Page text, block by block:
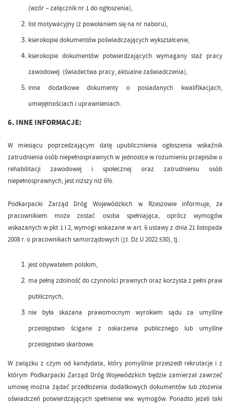
(wzór – załącznik nr 1 do ogłoszenia),
list motywacyjny (z powołaniem się na nr naboru),
kserokopie dokumentów poświadczających wykształcenie,
kserokopie dokumentów potwierdzających wymagany staż pracy
zawodowej (świadectwa pracy, aktualne zaświadczenia),
inne dodatkowe dokumenty o posiadanych kwalifikacjach,
umiejętnościach i uprawnieniach.
6. INNE INFORMACJE:
W miesiącu poprzedzającym datę upublicznienia ogłoszenia wskaźnik
zatrudnienia osób niepełnosprawnych w jednostce w rozumieniu przepisów o
rehabilitacji zawodowej i społecznej oraz zatrudnieniu osób
niepełnosprawnych, jest niższy niż 6%.
Podkarpacki Zarząd Dróg Wojewódzkich w Rzeszowie informuje, że
pracownikiem może zostać osoba spełniająca, oprócz wymogów
wskazanych w pkt 1 i 2, wymogi wskazane w art. 6 ustawy z dnia 21 listopada
2008 r. o pracownikach samorządowych (j.t. Dz.U 2022.530), tj.:
jest obywatelem polskim,
ma pełną zdolność do czynności prawnych oraz korzysta z pełni praw
publicznych,
nie była skazana prawomocnym wyrokiem sądu za umyślne
przestępstwo ścigane z oskarżenia publicznego lub umyślne
przestępstwo skarbowe.
W związku z czym od kandydata, który pomyślnie przeszedł rekrutacje i z
którym Podkarpacki Zarząd Dróg Wojewódzkich będzie zamierzał zawrzeć
umowę można żądać przedłożenia dodatkowych dokumentów lub złożenia
oświadczeń potwierdzających spełnienie ww. wymogów. Ponadto jeżeli taki